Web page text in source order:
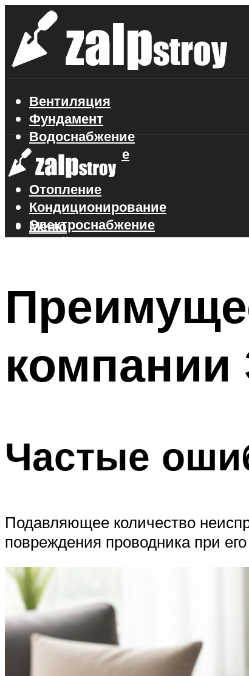
Вентиляция
Фундамент
Водоснабжение
Газоснабжение
Канализация
Отопление
Кондиционирование
Электроснабжение
Стройматериалы
Меню
компании
Частые
Подавляющее количество
повреждения проводника при